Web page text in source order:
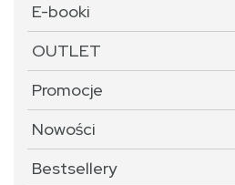
E-booki
OUTLET
Promocje
Nowości
Bestsellery